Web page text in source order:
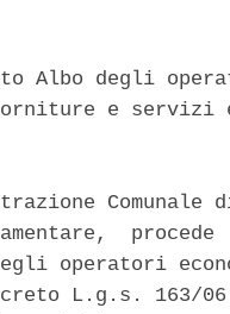
Albo degli
e
Comunale
operatori
L.g.s. 163/